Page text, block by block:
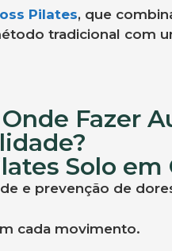
Pilates, que
tradicional com
Fazer
Solo em
e prevenção de
cada movimento.